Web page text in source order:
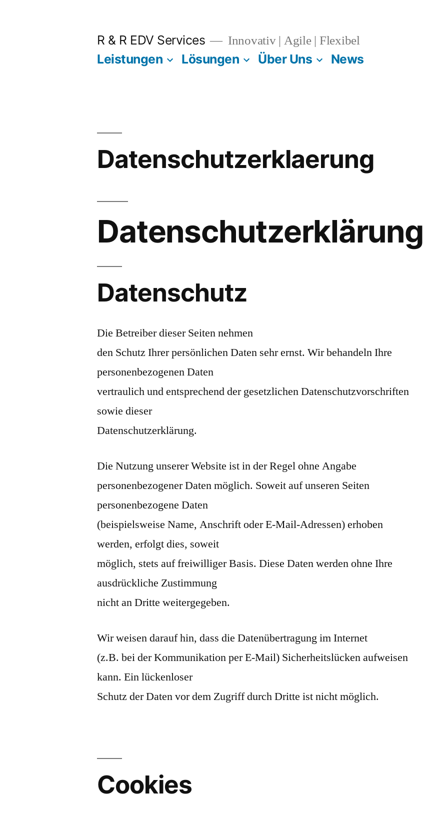
R & R EDV Services Innovativ | Agile | Flexibel
Leistungen Lösungen Über Uns News
Datenschutzerklaerung
Datenschutzerklärung
Datenschutz
Die Betreiber dieser Seiten nehmen
den Schutz Ihrer persönlichen Daten sehr ernst. Wir behandeln Ihre
personenbezogenen Daten
vertraulich und entsprechend der gesetzlichen Datenschutzvorschriften
sowie dieser
Datenschutzerklärung.
Die Nutzung unserer Website ist in der Regel ohne Angabe
personenbezogener Daten möglich. Soweit auf unseren Seiten
personenbezogene Daten
(beispielsweise Name, Anschrift oder E-Mail-Adressen) erhoben
werden, erfolgt dies, soweit
möglich, stets auf freiwilliger Basis. Diese Daten werden ohne Ihre
ausdrückliche Zustimmung
nicht an Dritte weitergegeben.
Wir weisen darauf hin, dass die Datenübertragung im Internet
(z.B. bei der Kommunikation per E-Mail) Sicherheitslücken aufweisen
kann. Ein lückenloser
Schutz der Daten vor dem Zugriff durch Dritte ist nicht möglich.
Cookies